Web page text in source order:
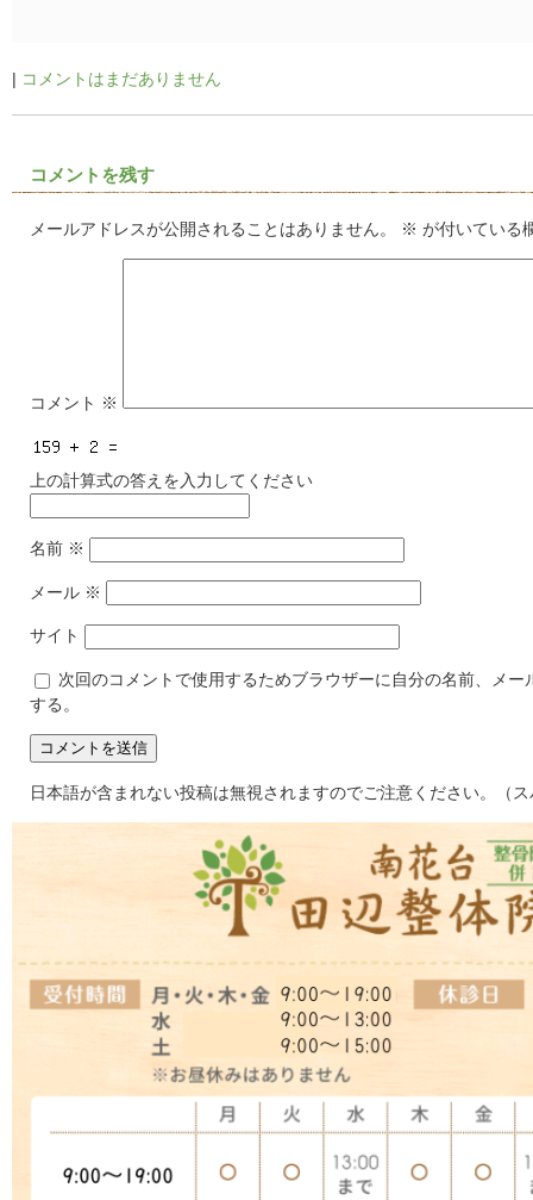
| コメントはまだありません
コメントを残す
メールアドレスが公開されることはありません。 ※ が付いている
コメント ※
上の計算式の答えを入力してください
名前 ※
メール ※
サイト
次回のコメントで使用するためブラウザーに自分の名前、メー
する。
日本語が含まれない投稿は無視されますのでご注意ください。（